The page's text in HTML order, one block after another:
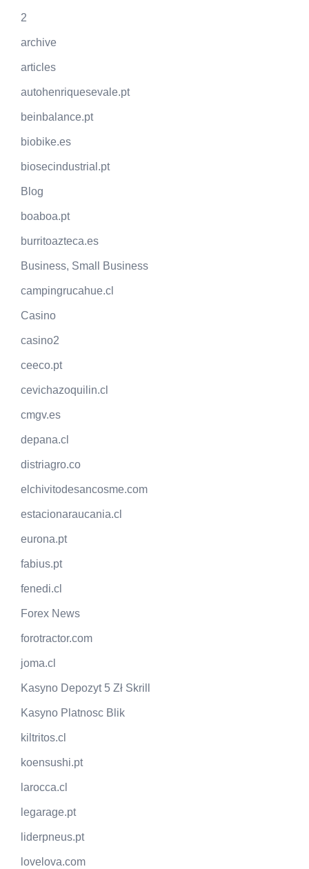
2
archive
articles
autohenriquesevale.pt
beinbalance.pt
biobike.es
biosecindustrial.pt
Blog
boaboa.pt
burritoazteca.es
Business, Small Business
campingrucahue.cl
Casino
casino2
ceeco.pt
cevichazoquilin.cl
cmgv.es
depana.cl
distriagro.co
elchivitodesancosme.com
estacionaraucania.cl
eurona.pt
fabius.pt
fenedi.cl
Forex News
forotractor.com
joma.cl
Kasyno Depozyt 5 Zł Skrill
Kasyno Platnosc Blik
kiltritos.cl
koensushi.pt
larocca.cl
legarage.pt
liderpneus.pt
lovelova.com